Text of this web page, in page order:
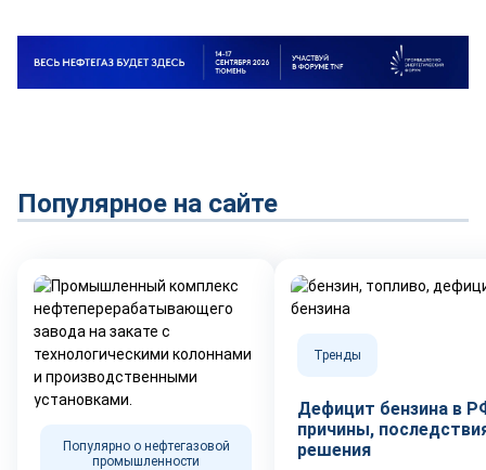
Популярное на сайте
Популярно о нефтегазовой
промышленности
Тренды
Дефицит бензина в
причины,
решения